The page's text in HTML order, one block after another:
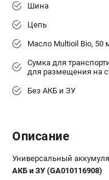
АККУМУЛЯТОРНАЯ
Воздуходувки
Высоторезы
Газонокосилки
Ножницы садовые
Пилы цепные
+7
Информация
Шина
Цепь
Масло Multioil Bio, 50
Сумка для
для размещения на
Без АКБ и ЗУ
Описание
Универсальный
АКБ и ЗУ (GA010116908)